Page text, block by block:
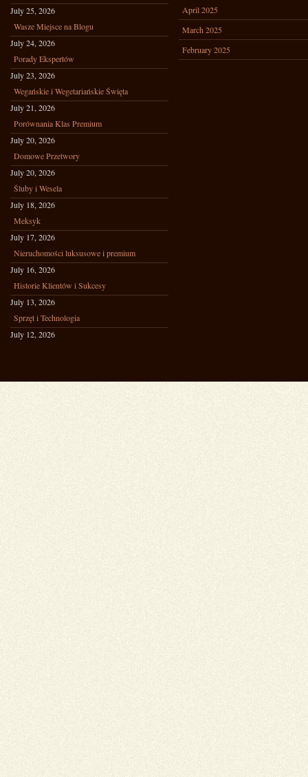
July 25, 2026
Wasze Miejsce na Blogu
July 24, 2026
Porady Ekspertów
July 23, 2026
Wegańskie i Wegetariańskie Święta
July 21, 2026
Porównania Klas Premium
July 20, 2026
Domowe Przetwory
July 20, 2026
Śluby i Wesela
July 18, 2026
Meksyk
July 17, 2026
Nieruchomości luksusowe i premium
July 16, 2026
Historie Klientów i Sukcesy
July 13, 2026
Sprzęt i Technologia
July 12, 2026
April 2025
March 2025
February 2025